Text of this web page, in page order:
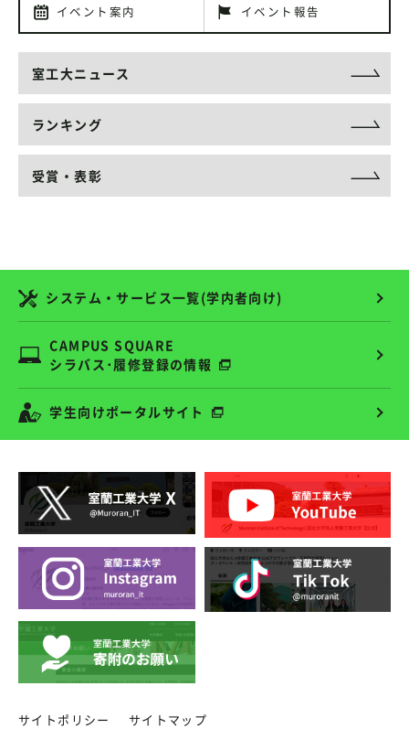
イベント案内 イベント報告
室工大ニュース
ランキング
受賞・表彰
システム・サービス一覧(学内者向け)
CAMPUS SQUARE
シラバス･履修登録の情報
学生向けポータルサイト
サイトポリシー サイトマップ